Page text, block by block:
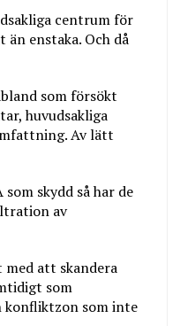
centrum för
enstaka. Och då
som försökt
huvudsakliga
Av lätt
skydd så har de
av
att skandera
som
konfliktzon som inte